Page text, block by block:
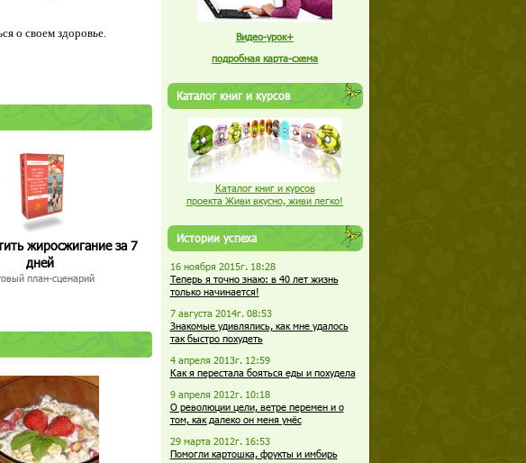
о своем здоровье.
жиросжигание за 7
дней
план-сценарий
Видео-урок+
подробная карта-схема
Каталог книг и курсов
Каталог книг и курсов
проекта Живи вкусно, живи легко!
Истории успеха
16 ноября 2015г. 18:28
Теперь я точно знаю: в 40 лет жизнь
только начинается!
7 августа 2014г. 08:53
Знакомые удивлялись, как мне удалось
так быстро похудеть
4 апреля 2013г. 12:59
Как я перестала бояться еды и похудела
9 апреля 2012г. 10:18
О революции цели, ветре перемен и о
том, как далеко он меня унёс
29 марта 2012г. 16:53
Помогли картошка, фрукты и имбирь